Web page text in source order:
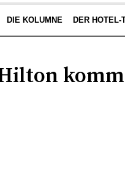
DIE KOLUMNE DER HOTEL-